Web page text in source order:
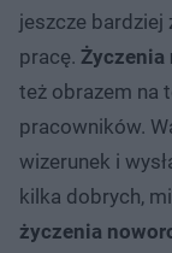
jeszcze bardziej
pracę. Życzenia
też obrazem na
pracowników.
wizerunek i
kilka dobrych,
życzenia